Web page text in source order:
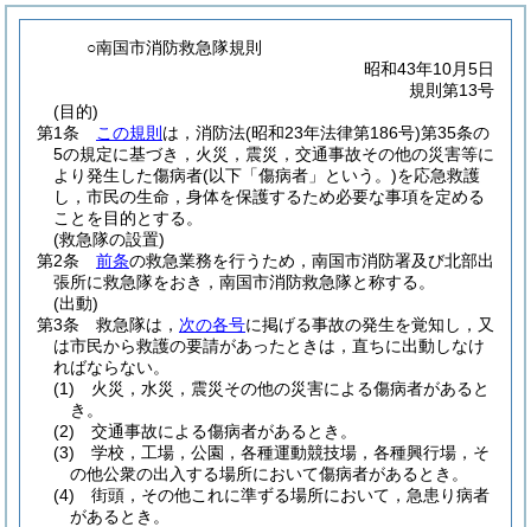
○南国市消防救急隊規則
昭和43年10月5日
規則第13号
(目的)
第1条
この規則 は，消防法(昭和23年法律第186号)第35条の
5の規定に基づき，火災，震災，交通事故その他の災害等に
より発生した傷病者(以下「傷病者」という。)を応急救護
し，市民の生命，身体を保護するため必要な事項を定める
ことを目的とする。
(救急隊の設置)
第2条
前条の救急業務を行うため，南国市消防署及び北部出
張所に救急隊をおき，南国市消防救急隊と称する。
(出動)
第3条
救急隊は， 次の各号に掲げる事故の発生を覚知し，又
は市民から救護の要請があったときは，直ちに出動しなけ
ればならない。
(1)
火災，水災，震災その他の災害による傷病者があると
き。
(2)
交通事故による傷病者があるとき。
(3)
学校，工場，公園，各種運動競技場，各種興行場，そ
の他公衆の出入する場所において傷病者があるとき。
(4)
街頭，その他これに準ずる場所において，急患り病者
があるとき。